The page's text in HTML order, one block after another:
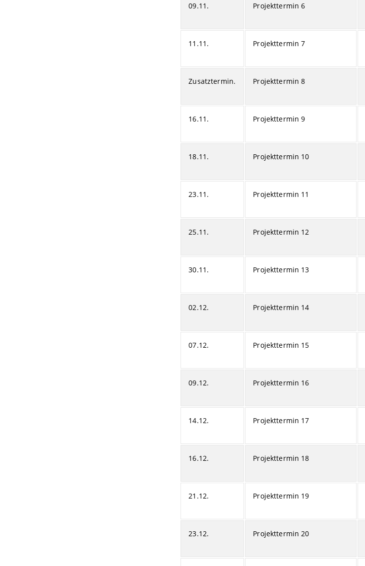
09.11. Projekttermin 6
11.11. Projekttermin 7
Zusatztermin. Projekttermin 8
16.11. Projekttermin 9
18.11. Projekttermin 10
23.11. Projekttermin 11
25.11. Projekttermin 12
30.11. Projekttermin 13
02.12. Projekttermin 14
07.12. Projekttermin 15
09.12. Projekttermin 16
14.12. Projekttermin 17
16.12. Projekttermin 18
21.12. Projekttermin 19
23.12. Projekttermin 20